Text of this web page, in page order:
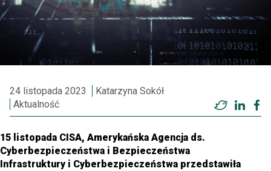
24 listopada 2023
Katarzyna Sokół
Aktualność
Twitter
15 listopada CISA, Amerykańska Agencja ds.
Cyberbezpieczeństwa i Bezpieczeństwa
Infrastruktury i Cyberbezpieczeństwa przedstawiła